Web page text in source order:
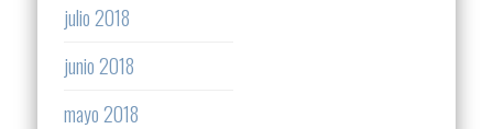
julio 2018
junio 2018
mayo 2018